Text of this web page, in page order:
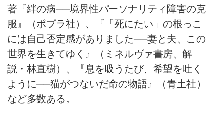
著『絆の病──境界性パーソナリティ障害の克
服』（ポプラ社）、『「死にたい」の根っこ
には自己否定感がありました──妻と夫、この
世界を生きてゆく』（ミネルヴァ書房、解
説・林直樹）、『息を吸うたび、希望を吐く
ように──猫がつないだ命の物語』（青土社）
など多数ある。